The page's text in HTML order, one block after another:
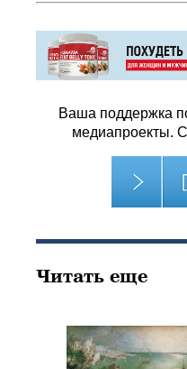
Ваша поддержка
медиапроекты.
Читать еще